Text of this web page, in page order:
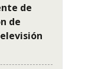
de
de